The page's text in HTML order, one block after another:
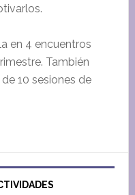
en 4 encuentros
También
10 sesiones de